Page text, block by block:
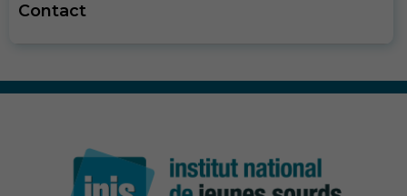
Contact